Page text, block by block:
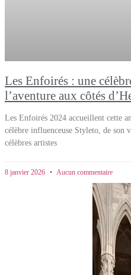
Les Enfoirés : une
l’aventure aux côtés
Les Enfoirés 2024 accueillent cette
célèbre influenceuse Styleto, de
célèbres artistes
8 janvier 2026 Aucun commentaire